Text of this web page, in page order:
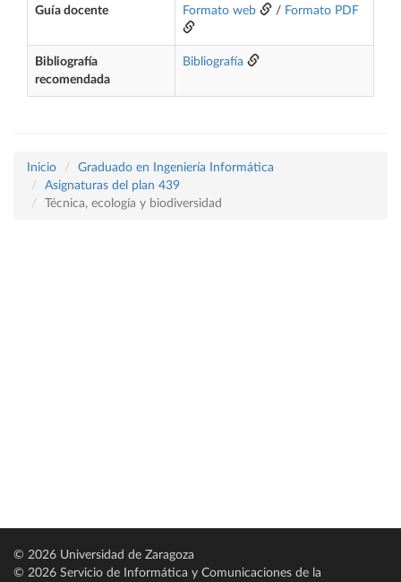
Guía docente Formato web / Formato PDF
Bibliografía
recomendada
Bibliografía
Inicio
Graduado en Ingeniería Informática
Asignaturas del plan 439
Técnica, ecología y biodiversidad
© 2026 Universidad de Zaragoza
© 2026 Servicio de Informática y Comunicaciones de la